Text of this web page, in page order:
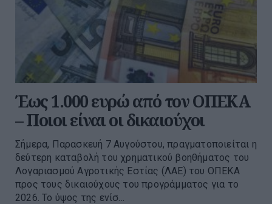
Έως 1.000 ευρώ από τον ΟΠΕΚΑ
– Ποιοι είναι οι δικαιούχοι
Σήμερα, Παρασκευή 7 Αυγούστου, πραγματοποιείται η
δεύτερη καταβολή του χρηματικού βοηθήματος του
Λογαριασμού Αγροτικής Εστίας (ΛΑΕ) του ΟΠΕΚΑ
προς τους δικαιούχους του προγράμματος για το
2026. Το ύψος της ενίσ...